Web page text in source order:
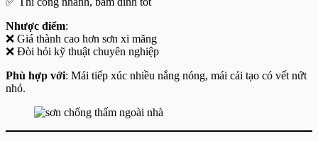
Nhược điểm:
❌ Giá thành cao hơn sơn xi măng
❌ Đòi hỏi kỹ thuật chuyên nghiệp
Phù hợp với: Mái tiếp xúc nhiều nắng nóng, mái cải tạo có vết nứt
nhỏ.